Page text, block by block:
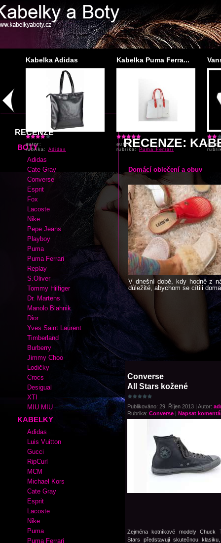
Kabelka Adidas
autor:
rubrika: Adidas
Kabelka Puma Ferra...
autor:
rubrika: Puma Ferrari
RECENZE:
Domácí oblečení a obuv
V dnešní době, kdy hodně z
důležité, abychom se cítili
Converse
All Stars kožené
Publikováno: 29. Říjen 2013 | Autor:
Rubrika: Converse | Napsat
Zejména kotníkové modely Chuck
Stars představují skutečnou
RECENZE
BOTY
Adidas
Cate Gray
Converse
Esprit
Fox
Lacoste
Nike
Pepe Jeans
Playboy
Puma
Puma Ferrari
Replay
S.Oliver
Tommy Hilfiger
Dr. Martens
Manolo Blahnik
Dior
Yves Saint Laurent
Timberland
Burberry
Jimmy Choo
Lodičky
Crocs
Desigual
XTI
MIU MIU
KABELKY
Adidas
Luis Vuitton
Gucci
RipCurl
MCM
Michael Kors
Cate Gray
Esprit
Lacoste
Nike
Puma
Puma Ferrari